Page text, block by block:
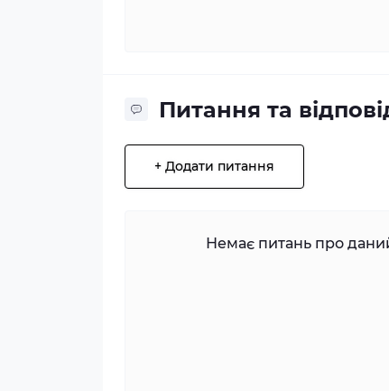
Питання та
+ Додати питання
Немає питань про